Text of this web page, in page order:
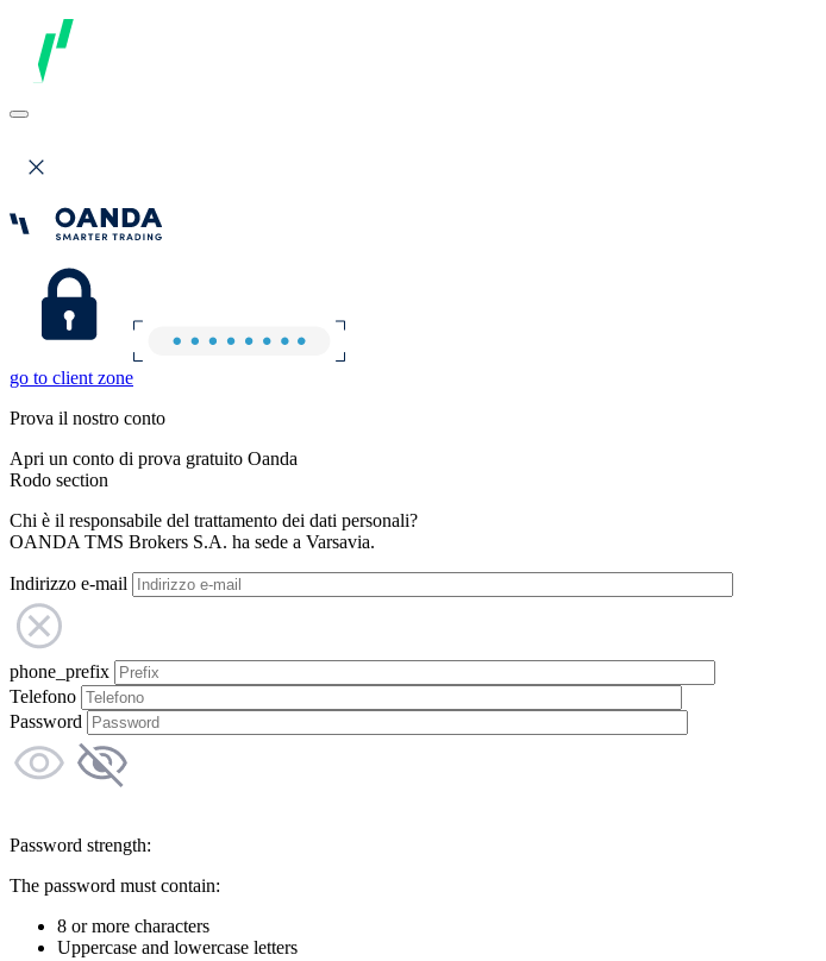
go to client zone
Prova il nostro conto
Apri un conto di prova gratuito Oanda
Rodo section
Chi è il responsabile del trattamento dei dati personali?
OANDA TMS Brokers S.A. ha sede a Varsavia.
Indirizzo e-mail
phone_prefix
Telefono
Password
Password strength:
The password must contain:
8 or more characters
Uppercase and lowercase letters